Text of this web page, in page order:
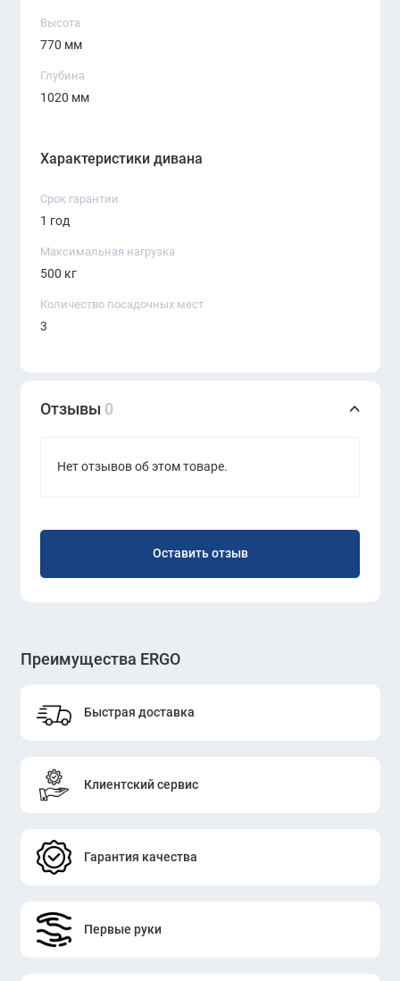
Высота
770 мм
Глубина
1020 мм
Характеристики дивана
Срок гарантии
1 год
Максимальная нагрузка
500 кг
Количество посадочных мест
3
Отзывы 0
Нет отзывов об этом товаре.
Оставить отзыв
Преимущества ERGO
Быстрая доставка
Клиентский сервис
Гарантия качества
Первые руки